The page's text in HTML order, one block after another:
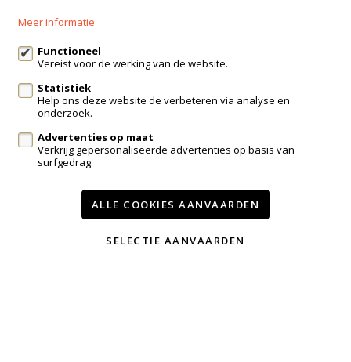
info@immo-bosmans.be
Te koop Te huur
Contact
Wijzig cookie voorkeuren
voorwaarden privacy powered by Whise
Meer informatie
Functioneel
Vereist voor de werking van de website.
Statistiek
Help ons deze website de verbeteren via analyse en
onderzoek.
Advertenties op maat
Verkrijg gepersonaliseerde advertenties op basis van
surfgedrag.
ALLE COOKIES AANVAARDEN
SELECTIE AANVAARDEN